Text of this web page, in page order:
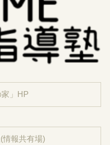
家」HP
情報共有場)